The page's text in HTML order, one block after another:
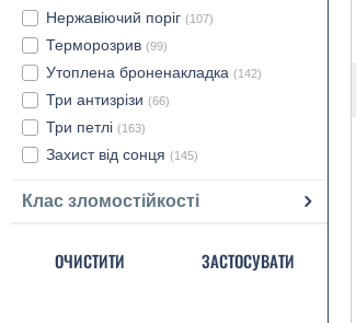
Нержавіючий поріг (107)
Терморозрив (99)
Утоплена броненакладка (142)
Три антизрізи (66)
Три петлі (163)
Захист від сонця (145)
Клас зломостійкості
ОЧИСТИТИ ЗАСТОСУВАТИ